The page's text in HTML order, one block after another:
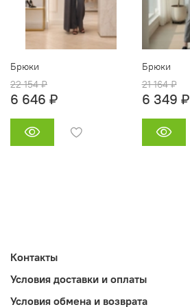
Брюки
22 154 ₽
6 646 ₽
Брюки
21 164 ₽
6 349 ₽
Контакты
Условия доставки и оплаты
Условия обмена и возврата